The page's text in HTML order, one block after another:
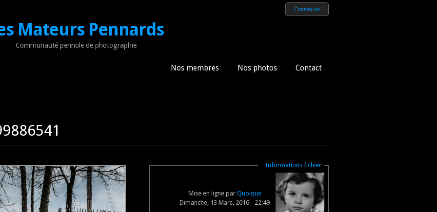
Mateurs Pennards
Communauté pennole de photographie
Connexion
Nos membres Nos photos Contact
Masquer
Informations fichier
Mise en ligne par Quoique
Dimanche, 13 Mars, 2016 - 22:49